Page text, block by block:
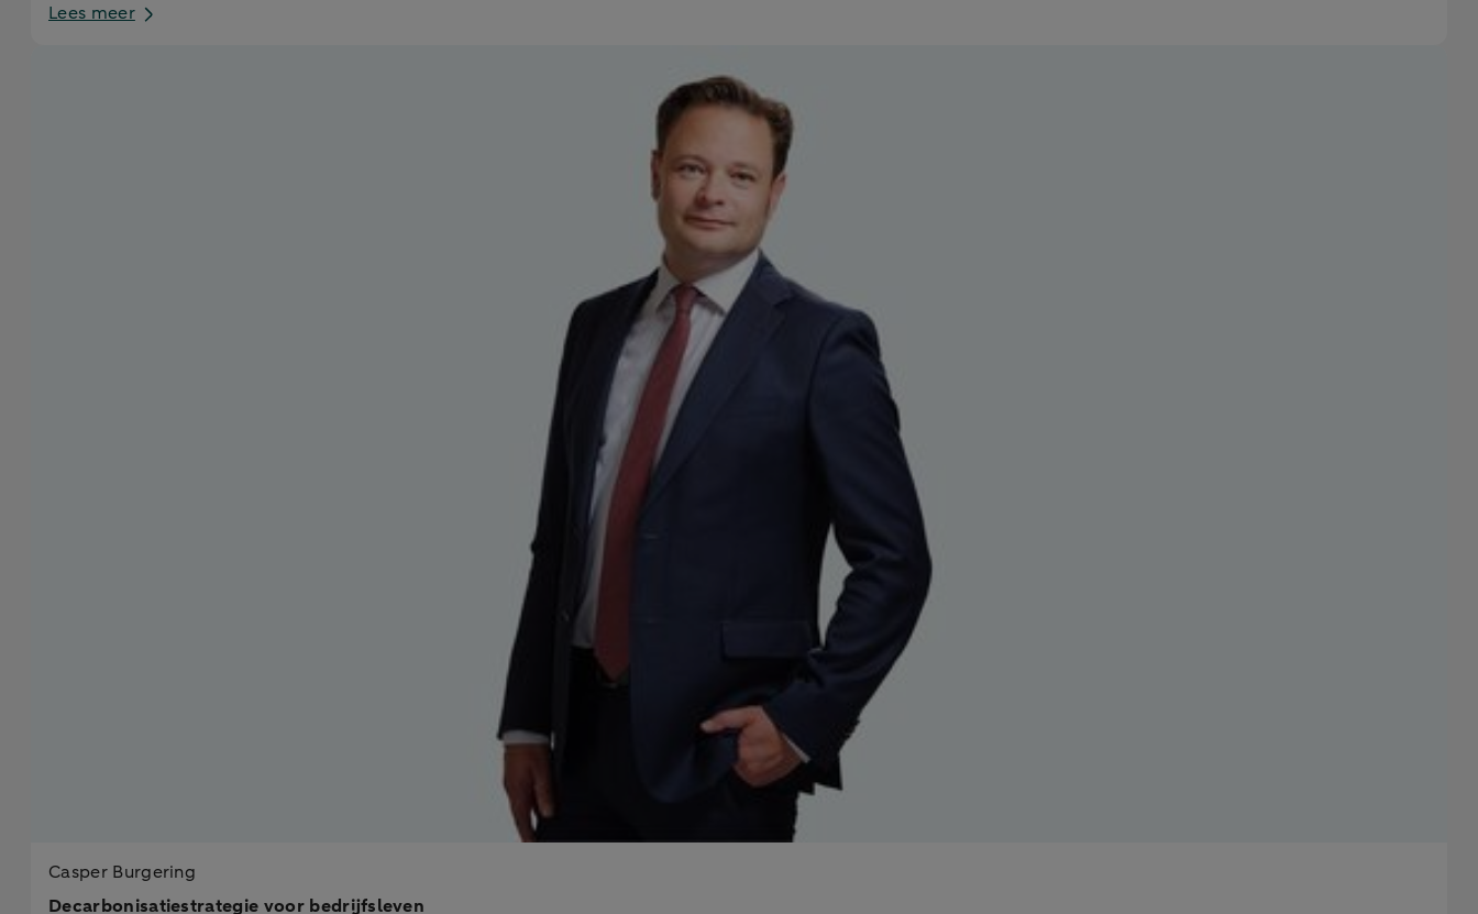
Lees meer
Casper Burgering
Decarbonisatiestrategie voor bedrijfsleven